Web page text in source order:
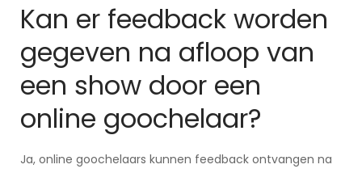
Kan er feedback worden
gegeven na afloop van
een show door een
online goochelaar?
Ja, online goochelaars kunnen feedback ontvangen na